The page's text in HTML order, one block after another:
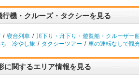
機・クルーズ・タクシーを見る
/ 寝台列車 / 川下り・舟下り・遊覧船・クルーザー
ち 冷やし旅 / タクシーツアー / 車の運転なしで観
関するエリア情報を見る